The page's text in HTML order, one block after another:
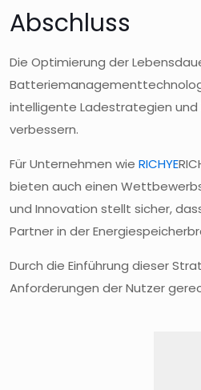
Abschluss
Die Optimierung der
intelligente Ladestrategien und
verbessern.
Für Unternehmen wie RICHYE
bieten auch einen
und Innovation stellt sicher,
Partner in der
Durch die Einführung dieser
Anforderungen der Nutzer